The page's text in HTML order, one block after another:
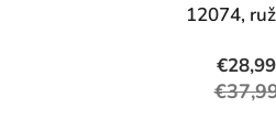
12074,
€28,99